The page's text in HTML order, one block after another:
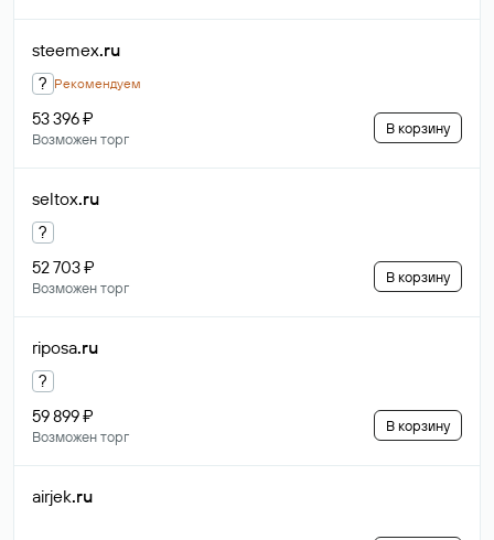
steemex.ru
? Рекомендуем
53 396 ₽
Возможен торг
В корзину
seltox.ru
?
52 703 ₽
Возможен торг
В корзину
riposa.ru
?
59 899 ₽
Возможен торг
В корзину
airjek.ru